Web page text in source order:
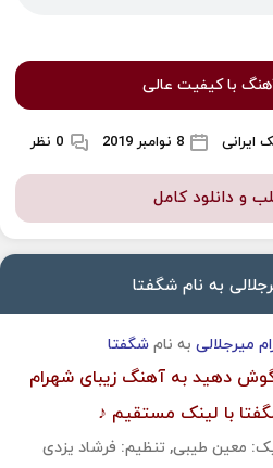
آهنگ با کیفیت عالی
ایرانی 8 نوامبر 2019 0 نظر
و دانلود کامل
به نام شگفتا
میرجلالی به نام شگفتا
گوش دهید به آهنگ زیبای شهرام
با لینک مستقیم ♪
معین طیبی, تنظیم: فرشاد یزدی